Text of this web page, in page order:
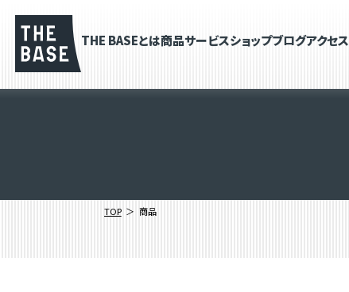
THE BASEとは商品サービスショップブログアクセス
TOP 商品